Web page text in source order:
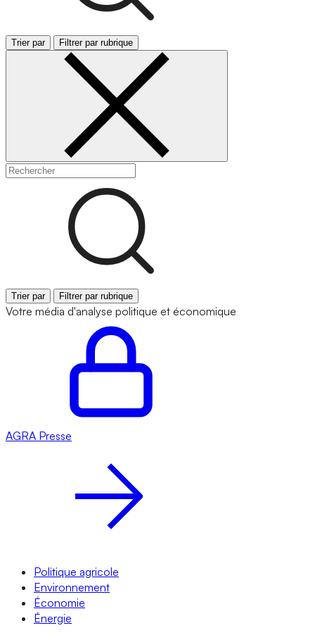
Trier par Filtrer par rubrique
Trier par Filtrer par rubrique
Votre média d'analyse politique et économique
AGRA Presse
Politique agricole
Environnement
Économie
Énergie